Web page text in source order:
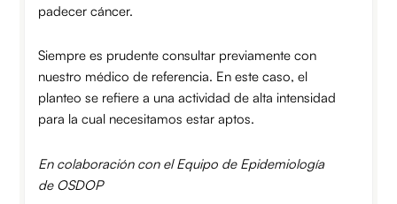
padecer cáncer.
Siempre es prudente consultar previamente con
nuestro médico de referencia. En este caso, el
planteo se refiere a una actividad de alta intensidad
para la cual necesitamos estar aptos.
En colaboración con el Equipo de Epidemiología
de OSDOP